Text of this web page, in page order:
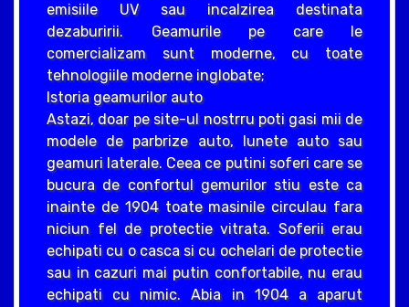
emisiile UV sau incalzirea destinata
dezaburirii. Geamurile pe care le
comercializam sunt moderne, cu toate
tehnologiile moderne inglobate;
Istoria geamurilor auto
Astazi, doar pe site-ul nostrru poti gasi mii de
modele de parbrize auto, lunete auto sau
geamuri laterale. Ceea ce putini soferi care se
bucura de confortul gemurilor stiu este ca
inainte de 1904 toate masinile circulau fara
niciun fel de protectie vitrata. Soferii erau
echipati cu o casca si cu ochelari de protectie
sau in cazuri mai putin confortabile, nu erau
echipati cu nimic. Abia in 1904 a aparut